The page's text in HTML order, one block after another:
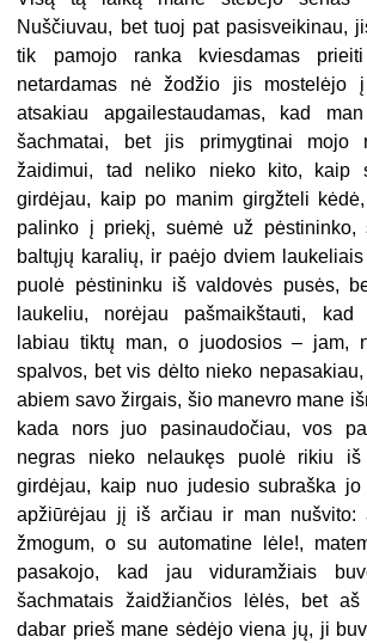
Nuščiuvau, bet tuoj pat pasisveikinau,
tik pamojo ranka kviesdamas
netardamas nė žodžio jis mostelėjo
atsakiau apgailestaudamas, kad
šachmatai, bet jis primygtinai mojo
žaidimui, tad neliko nieko kito, kaip
girdėjau, kaip po manim girgžteli
palinko į priekį, suėmė už pėstininko,
baltųjų karalių, ir paėjo dviem
puolė pėstininku iš valdovės pusės,
laukeliu, norėjau pašmaikštauti, kad
labiau tiktų man, o juodosios – jam,
spalvos, bet vis dėlto nieko
abiem savo žirgais, šio manevro mane
kada nors juo pasinaudočiau, vos
negras nieko nelaukęs puolė rikiu iš
girdėjau, kaip nuo judesio subraška jo
apžiūrėjau jį iš arčiau ir man nušvito:
žmogum, o su automatine lėle!,
pasakojo, kad jau viduramžiais
šachmatais žaidžiančios lėlės, bet
dabar prieš mane sėdėjo viena jų, ji